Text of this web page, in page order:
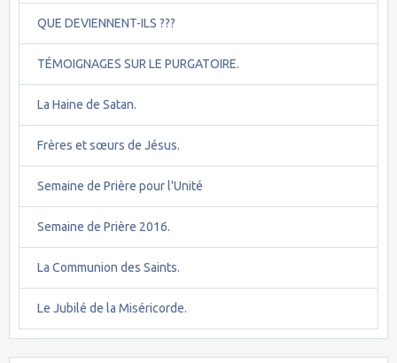
QUE DEVIENNENT-ILS ???
TÉMOIGNAGES SUR LE PURGATOIRE.
La Haine de Satan.
Frères et sœurs de Jésus.
Semaine de Prière pour l'Unité
Semaine de Prière 2016.
La Communion des Saints.
Le Jubilé de la Miséricorde.